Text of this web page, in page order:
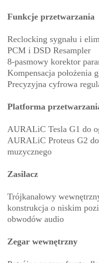
Funkcje przetwarzania
Reclocking sygnału i
PCM i DSD Resampler
8-pasmowy korektor
Kompensacja położenia
Precyzyjna cyfrowa
Platforma
AURALiC Tesla G1 do
AURALiC Proteus G2
muzycznego
Zasilacz
Trójkanałowy
konstrukcja o niskim
obwodów audio
Zegar wewnętrzny